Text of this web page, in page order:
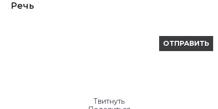
Речь
Твитнуть